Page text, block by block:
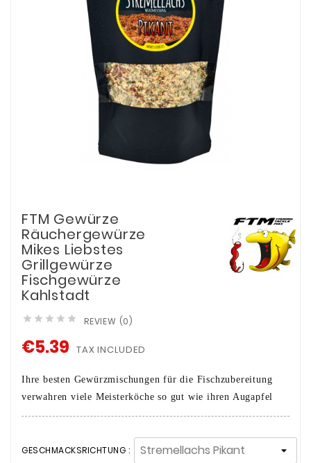
FTM Gewürze
Räuchergewürze
Mikes Liebstes
Grillgewürze
Fischgewürze
Kahlstadt
     REVIEW (0)
€5.39 TAX INCLUDED
Ihre besten Gewürzmischungen für die Fischzubereitung
verwahren viele Meisterköche so gut wie ihren Augapfel
GESCHMACKSRICHTUNG :